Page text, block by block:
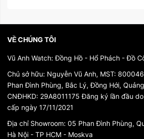
VỀ CHÚNG TÔI
Vũ Anh Watch: Đồng Hồ - Hổ Phách - Đồ
Chủ sở hữu: Nguyễn Vũ Anh, MST:
Phan Đình Phùng, Bắc Lý, Đồng Hới,
CNĐHKD: 29A8011175 Đăng ký lần đầu
cấp ngày 17/11/2021
Địa chỉ Showroom: 05 Phan Đình Phùng,
Hà Nội - TP HCM - Moskva